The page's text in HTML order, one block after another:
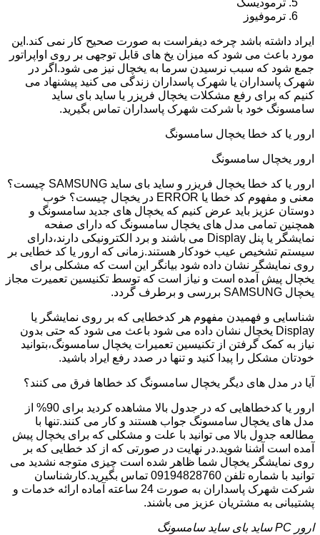
ترمودیسک
ترموفیوز
ایراد داشته باشد چرخه دیفراست به صورت صحیح کار نمی کند.این
مورد باعث می شود که میزان یخ های قابل توجهی بر روی اواپراتور
جمع شود که سبب نرسیدن سرما به یخچال نیز می شود.اگر در
شهرک پاسداران یا شهرک پاسداران زندگی می کنید پیشنهاد می
کنیم که برای رفع مشکلات یخچال فریزر یا ساید بای ساید
سامسونگ خود با شرکت شهرک پاسداران تماس بگیرید.
ارور یا کد خطا یخچال سامسونگ
ارور یخچال سامسونگ
ارور یا کد خطا یخچال فریزر و ساید بای ساید SAMSUNG چیست؟
معنی و مفهوم کد خطا یا ERROR در یخچال چیست؟ خوب
دوستان عزیز باید عرض کنیم که یخچال های جدید سامسونگ و
همچنین تمامی مدل های یخچال سامسونگ که دارای صفحه
نمایشگر یا پنل Display می باشند و برد الکترونیکی دارند،دارای
سیستم تشخیص عیب خودکار هستند.زمانی که ارور یا کد خطایی بر
روی نمایشگر نشان داده شود بیانگر این است که مشکلی برای
یخچال پیش آمده است و نیاز است که توسط تکنیسین تعمیرت مجاز
یخچال SAMSUNG بررسی و برطرف گردد.
شناسایی و فهمیدن مفهوم هر کدخطایی که بر روی نمایشگر یا
Display یخچال نشان داده می شود باعث می شود که حتی بدون
نیاز به کمک گرفتن از تکنیسین تعمیرات یخچال سامسونگ،بتوانید
خودتان مشکل را پیدا کنید و تنها در صدد رفع ایراد باشید.
آیا در مدل های دیگر یخچال سامسونگ کد خطاها فرق می کنند؟
ارور یا کدخطاهایی که در جدول بالا مشاهده کردید برای 90% از
مدل های یخچال سامسونگ جواب هستند و کار می کنند.تنها با
مطالعه جدول بالا می توانید با علت و مشکلی که برای یخچال پیش
آمده است آشنا شوید.در نهایت در صورتی که از کد خطایی که بر
روی نمایشگر یخچال شما ظاهر شده است چیزی متوجه نشدید می
توانید با شماره تلفن 09194828760 تماس بگیرید.کارشناسان
شرکت شهرک پاسداران به صورت 24 ساعته آماده ارائه خدمات و
پشتیبانی به مشتریان عزیز می باشند.
ارور PC ساید بای ساید سامسونگ